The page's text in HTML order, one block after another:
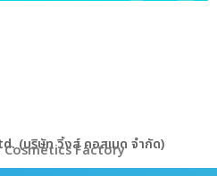
(บริษัท วิ้งส์ คอสเมด จำกัด)
Cosmetics Factory